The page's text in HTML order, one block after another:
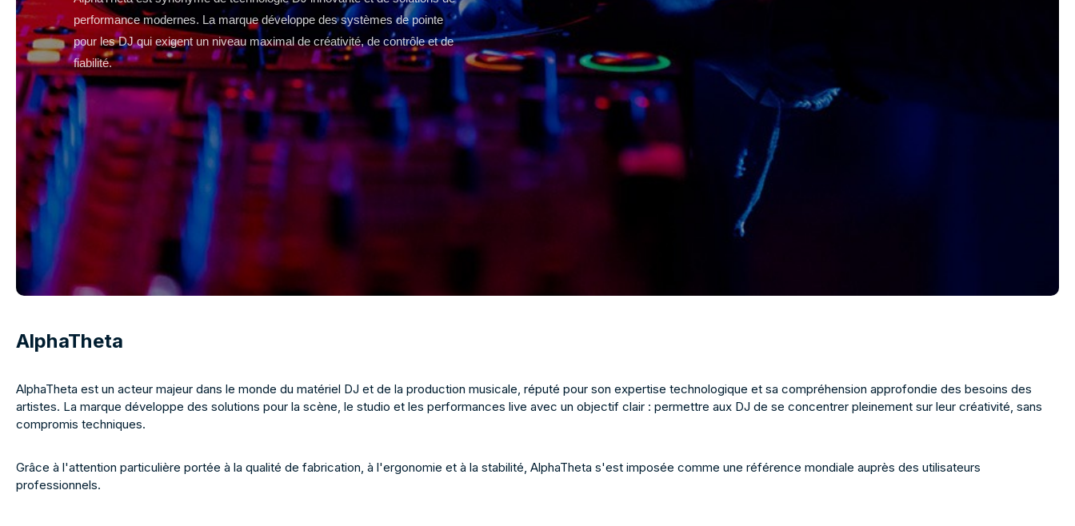
performance modernes. La marque développe des systèmes de pointe
pour les DJ qui exigent un niveau maximal de créativité, de contrôle et de
fiabilité.
AlphaTheta
AlphaTheta est un acteur majeur dans le monde du matériel DJ et de la production musicale, réputé pour son expertise technologique et sa compréhension approfondie des besoins des
artistes. La marque développe des solutions pour la scène, le studio et les performances live avec un objectif clair : permettre aux DJ de se concentrer pleinement sur leur créativité, sans
compromis techniques.
Grâce à l'attention particulière portée à la qualité de fabrication, à l'ergonomie et à la stabilité, AlphaTheta s'est imposée comme une référence mondiale auprès des utilisateurs
professionnels.